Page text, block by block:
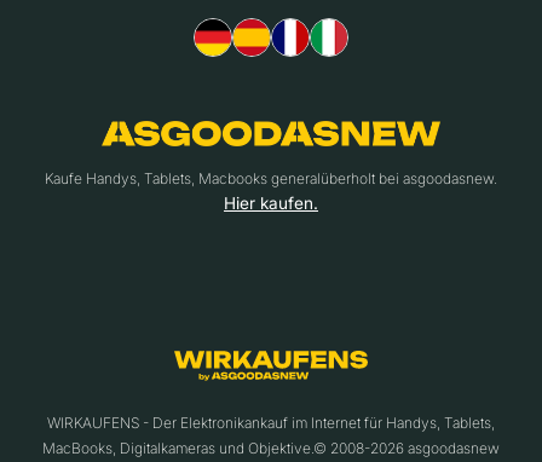
Kaufe Handys, Tablets, Macbooks generalüberholt bei asgoodasnew.
Hier kaufen.
WIRKAUFENS - Der Elektronikankauf im Internet für Handys, Tablets,
MacBooks, Digitalkameras und Objektive.© 2008-2026 asgoodasnew